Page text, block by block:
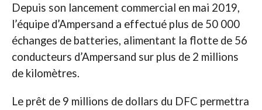
Depuis son lancement commercial en mai 2019,
l’équipe d’Ampersand a effectué plus de 50 000
échanges de batteries, alimentant la flotte de 56
conducteurs d’Ampersand sur plus de 2 millions
de kilomètres.
Le prêt de 9 millions de dollars du DFC permettra